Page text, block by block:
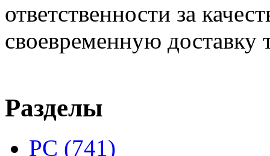
ответственности за
своевременную доставку
Разделы
PC (741)